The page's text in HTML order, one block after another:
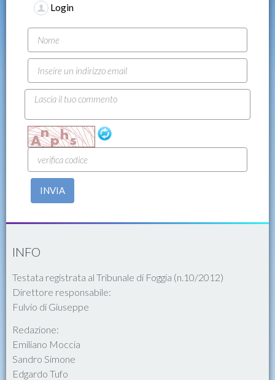
Login
INVIA
INFO
Testata registrata al Tribunale di Foggia (n.10/2012)
Direttore responsabile:
Fulvio di Giuseppe
Redazione:
Emiliano Moccia
Sandro Simone
Edgardo Tufo